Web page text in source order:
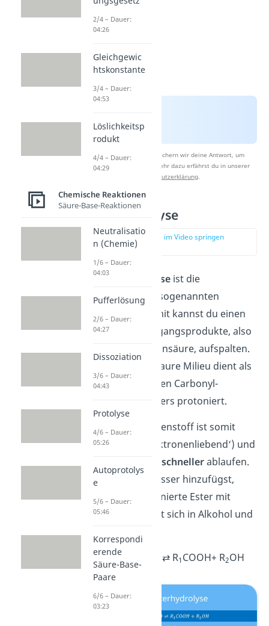
Nach Beantwortung speichern wir deine Antwort, um
Studyflix zu verbessern. Mehr dazu erfährst du in unserer
Datenschutzerklärung.
Saure Hydrolyse
zur Stelle im Video springen
(01:14)
Diesaure Hydrolyse ist die
Rückreaktion der sogenannten
Veresterung
. Damit kannst du einen
Ester in seine Ausgangsprodukte, also
Alkohol und Carbonsäure, aufspalten.
Das umgebende saure Milieu dient als
Katalysator
, der den Carbonyl-
Sauerstoff des Esters protoniert.
Der Carbonyl-Kohlenstoff ist somit
elektrophiler (‚elektronenliebend‘) und
die Reaktion kannschnellerablaufen.
Wenn du dann Wasser hinzufügst,
reagiert der protonierte Ester mit
diesem und spaltet sich in Alkohol und
Säure auf.
R1COOR 2 ⇄R1COOH+ R2OH
2/4 – Dauer:
04:26
Gleichgewic
htskonstante
3/4 – Dauer:
04:53
Löslichkeitsp
rodukt
4/4 – Dauer:
04:29
Chemische Reaktionen
Säure-Base-Reaktionen
Neutralisatio
n (Chemie)
1/6 – Dauer:
04:03
Pufferlösung
2/6 – Dauer:
04:27
Dissoziation
3/6 – Dauer:
04:43
Protolyse
4/6 – Dauer:
05:26
Autoprotolys
e
5/6 – Dauer:
05:46
Korrespondi
erende
Säure-Base-
Paare
6/6 – Dauer:
03:23